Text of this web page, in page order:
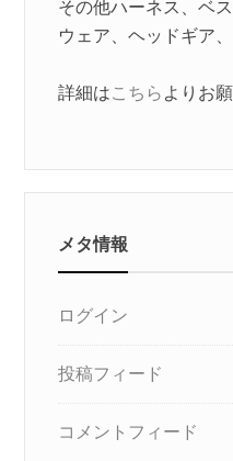
その他ハーネス、ベ
ウェア、ヘッドギア
詳細はこちら よりお
メタ情報
ログイン
投稿フィード
コメントフィード